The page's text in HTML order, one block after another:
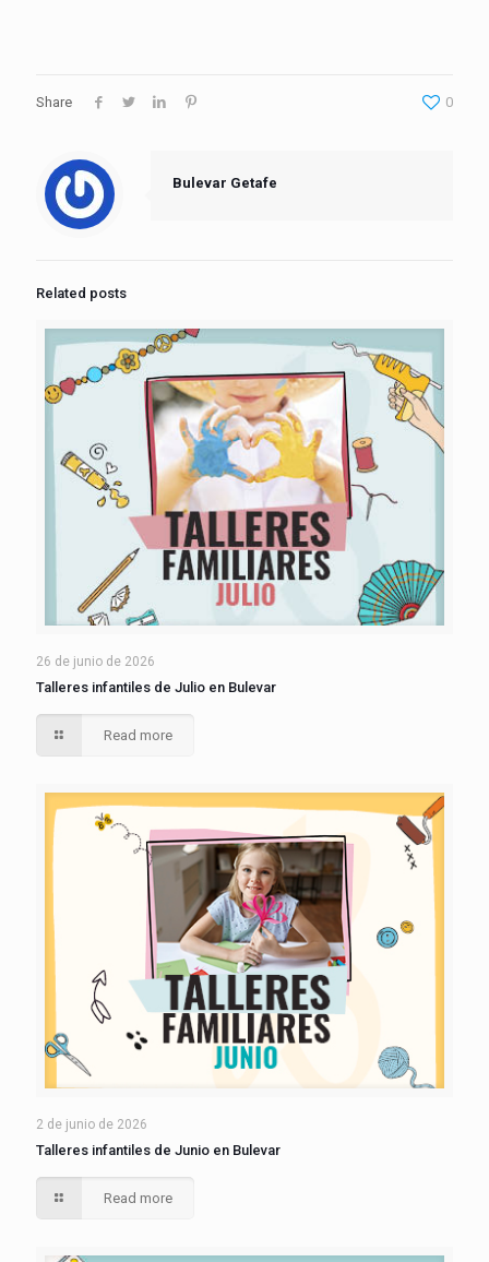
Share 0
Bulevar Getafe
Related posts
26 de junio de 2026
Talleres infantiles de Julio en Bulevar
Read more
2 de junio de 2026
Talleres infantiles de Junio en Bulevar
Read more